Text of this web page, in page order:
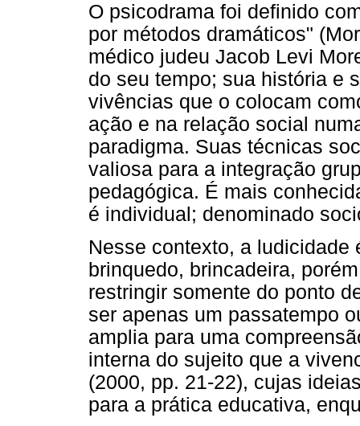
O psicodrama foi definido
por métodos dramáticos"
médico judeu Jacob Levi
do seu tempo; sua história e
vivências que o colocam
ação e na relação social
paradigma. Suas técnicas
valiosa para a integração
pedagógica. É mais
é individual; denominado
Nesse contexto, a ludicidade
brinquedo, brincadeira,
restringir somente do ponto
ser apenas um passatempo
amplia para uma
interna do sujeito que a
(2000, pp. 21-22), cujas
para a prática educativa,